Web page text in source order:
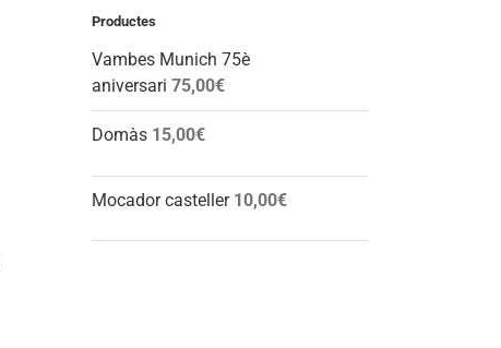
Productes
Vambes Munich 75è
aniversari 75,00€
Domàs 15,00€
Mocador casteller 10,00€